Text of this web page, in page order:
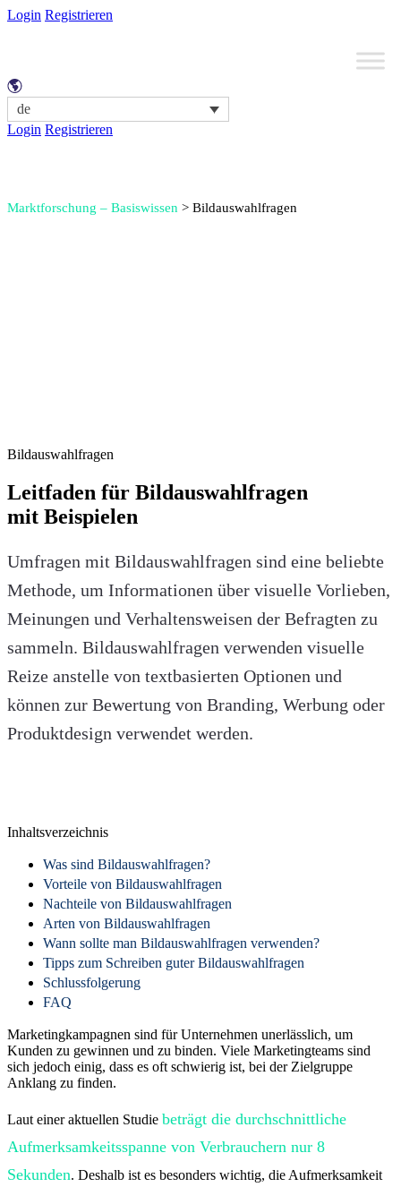
Login Registrieren
de
Login Registrieren
Marktforschung – Basiswissen > Bildauswahlfragen
Bildauswahlfragen
Leitfaden für Bildauswahlfragen
mit Beispielen
Umfragen mit Bildauswahlfragen sind eine beliebte
Methode, um Informationen über visuelle Vorlieben,
Meinungen und Verhaltensweisen der Befragten zu
sammeln. Bildauswahlfragen verwenden visuelle
Reize anstelle von textbasierten Optionen und
können zur Bewertung von Branding, Werbung oder
Produktdesign verwendet werden.
Inhaltsverzeichnis
Was sind Bildauswahlfragen?
Vorteile von Bildauswahlfragen
Nachteile von Bildauswahlfragen
Arten von Bildauswahlfragen
Wann sollte man Bildauswahlfragen verwenden?
Tipps zum Schreiben guter Bildauswahlfragen
Schlussfolgerung
FAQ
Marketingkampagnen sind für Unternehmen unerlässlich, um
Kunden zu gewinnen und zu binden. Viele Marketingteams sind
sich jedoch einig, dass es oft schwierig ist, bei der Zielgruppe
Anklang zu finden.
Laut einer aktuellen Studie beträgt die durchschnittliche
Aufmerksamkeitsspanne von Verbrauchern nur 8
Sekunden. Deshalb ist es besonders wichtig, die Aufmerksamkeit